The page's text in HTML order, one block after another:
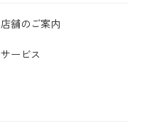
店舗のご案内
サービス